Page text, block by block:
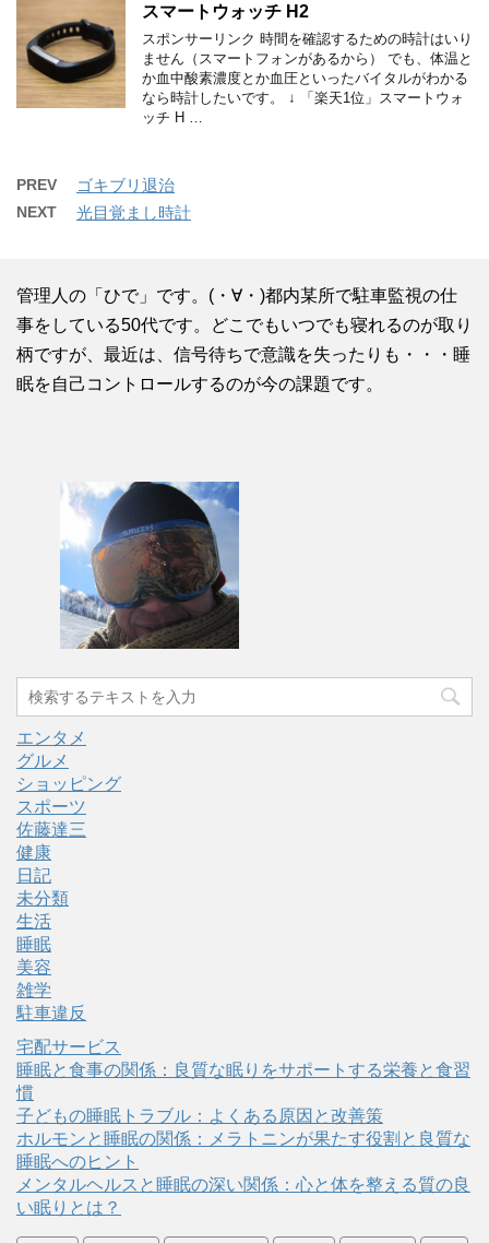
スマートウォッチ H2
スポンサーリンク 時間を確認するための時計はいり
ません（スマートフォンがあるから） でも、体温と
か血中酸素濃度とか血圧といったバイタルがわかる
なら時計したいです。 ↓ 「楽天1位」スマートウォ
ッチ H …
PREV ゴキブリ退治
NEXT 光目覚まし時計
管理人の「ひで」です。(・∀・)都内某所で駐車監視の仕
事をしている50代です。どこでもいつでも寝れるのが取り
柄ですが、最近は、信号待ちで意識を失ったりも・・・睡
眠を自己コントロールするのが今の課題です。
エンタメ
グルメ
ショッピング
スポーツ
佐藤達三
健康
日記
未分類
生活
睡眠
美容
雑学
駐車違反
宅配サービス
睡眠と食事の関係：良質な眠りをサポートする栄養と食習
慣
子どもの睡眠トラブル：よくある原因と改善策
ホルモンと睡眠の関係：メラトニンが果たす役割と良質な
睡眠へのヒント
メンタルヘルスと睡眠の深い関係：心と体を整える質の良
い眠りとは？